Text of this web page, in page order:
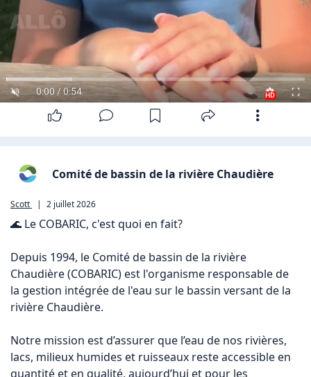
0:00 / 0:54 HD
Comité de bassin de la rivière Chaudière
Scott | 2 juillet 2026
🌊 Le COBARIC, c'est quoi en fait?
Depuis 1994, le Comité de bassin de la rivière
Chaudière (COBARIC) est l'organisme responsable de
la gestion intégrée de l'eau sur le bassin versant de la
rivière Chaudière.
Notre mission est d’assurer que l’eau de nos rivières,
lacs, milieux humides et ruisseaux reste accessible en
quantité et en qualité, aujourd’hui et pour les